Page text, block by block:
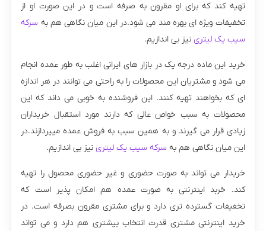
تهیه کند که برای او مقرون به صرفه است و در این صورت او از
تخفیفات ویژه ای بهره مند می شود.در این میان نگاهی هم به سرکه
سیب یک لیتری نیز بی اندازیم.
خرید این ماده درجه یک در بازار های ایرانی اغلب به طور عمده انجام
می شود و مشتریان این محصولات را به راحتی می توانند در هر اندازه
ای که بخواهند تهیه کنند. این فروشنده به خوبی می داند که این
محصولات به سبب خواص عالی که دارند مورد استقبال خریداران
زیادی قرار می گیرند و به همین سبب به فروش عمده میپردازند.در
این میان نگاهی هم به سرکه سیب یک لیتری نیز بی اندازیم.
خریدار می تواند به صورت حضوری و غیر حضوری محصول را تهیه
کند. خربد اینترنتی به صورت عمده هم امکان پذیر است که
تخفیفات گسترده تری دارد و برای مشتری مقرون بصرفه است. در
خرید اینترنتی مشتری قدرت انتخاب بیشتری هم دارد و می تواند